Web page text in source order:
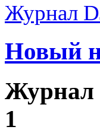
Журнал
Новый
Журнал
1